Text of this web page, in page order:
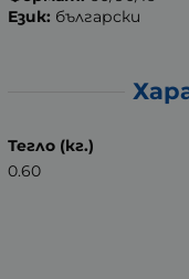
Език: български
Тегло (кг.)
0.60